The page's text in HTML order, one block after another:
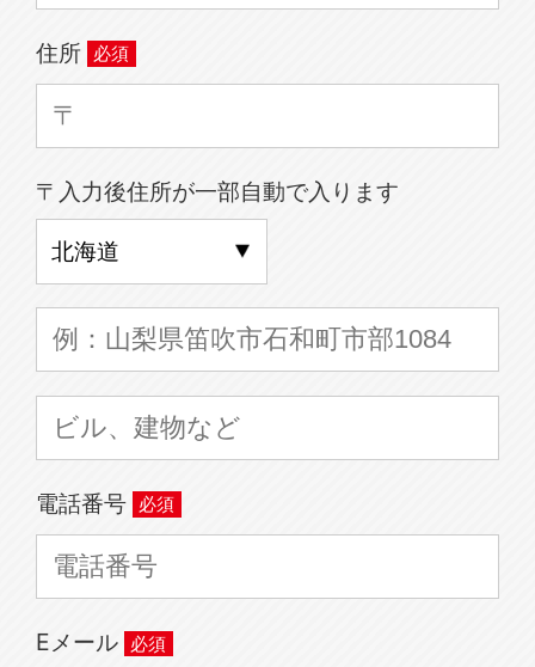
住所
〒入力後住所が一部自動で入ります
電話番号
Eメール